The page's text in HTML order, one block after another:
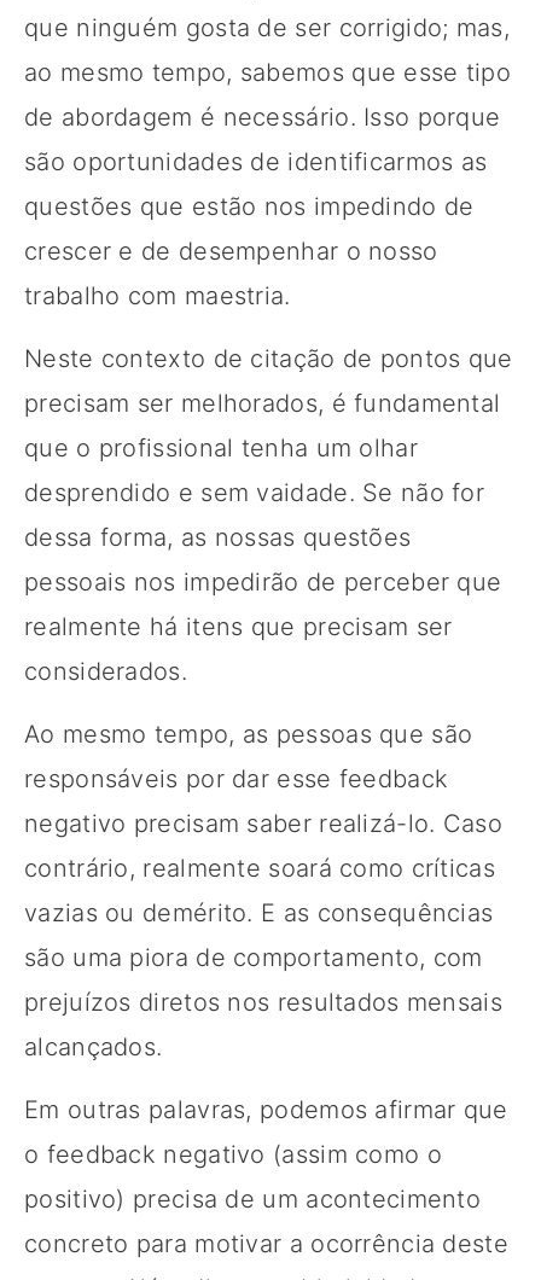
que ninguém gosta de ser corrigido; mas,
ao mesmo tempo, sabemos que esse tipo
de abordagem é necessário. Isso porque
são oportunidades de identificarmos as
questões que estão nos impedindo de
crescer e de desempenhar o nosso
trabalho com maestria.
Neste contexto de citação de pontos que
precisam ser melhorados, é fundamental
que o profissional tenha um olhar
desprendido e sem vaidade. Se não for
dessa forma, as nossas questões
pessoais nos impedirão de perceber que
realmente há itens que precisam ser
considerados.
Ao mesmo tempo, as pessoas que são
responsáveis por dar esse feedback
negativo precisam saber realizá-lo. Caso
contrário, realmente soará como críticas
vazias ou demérito. E as consequências
são uma piora de comportamento, com
prejuízos diretos nos resultados mensais
alcançados.
Em outras palavras, podemos afirmar que
o feedback negativo (assim como o
positivo) precisa de um acontecimento
concreto para motivar a ocorrência deste